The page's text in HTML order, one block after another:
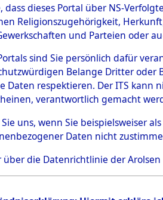
Aktion
→0083
dass dieses Portal über NS-
Religionszugehörigkeit,
und Parteien oder
sind Sie persönlich dafür
Belange Dritter
Daten respektieren. Der ITS
verantwortlich gemacht
Sie uns, wenn Sie beispielsweiser
Daten nicht
die Datenrichtlinie der Arolsen